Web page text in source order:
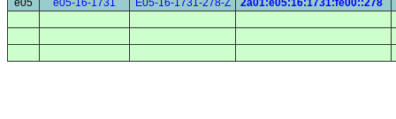
e05 e05-16-1731 E05-16-1731-278-Z 2a01:e05:16:1731:fe00::278